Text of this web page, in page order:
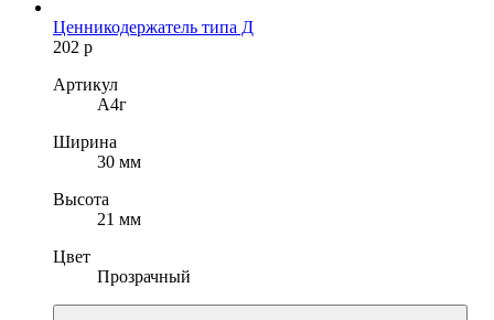
Ценникодержатель типа Д
202 р
Артикул
А4г
Ширина
30 мм
Высота
21 мм
Цвет
Прозрачный